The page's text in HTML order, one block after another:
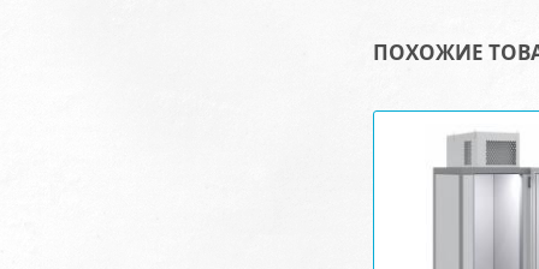
ПОХОЖИЕ